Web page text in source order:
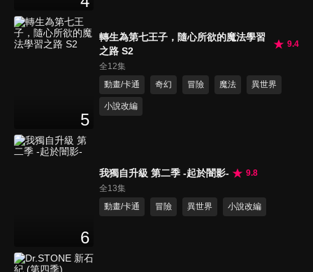
5
轉生為第七王子，隨心所欲的魔法學習
之路 S2
9.4
全12集
動畫/卡通
奇幻 冒險 魔法 異世界
小說改編
6
我獨自升級 第二季 -起於闇影-
9.8
全13集
動畫/卡通
冒險 異世界 小說改編